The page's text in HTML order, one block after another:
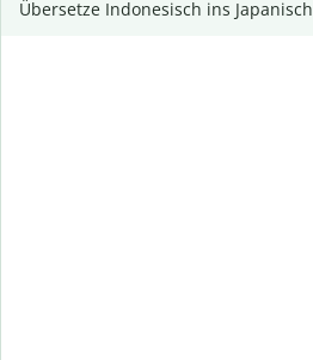
Übersetze Indonesisch ins Japanisch